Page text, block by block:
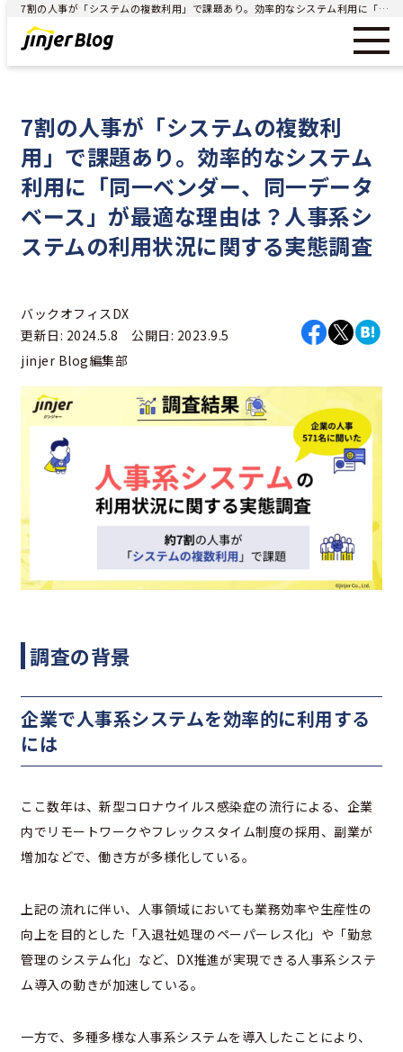
7割の人事が「システムの複数利用」で課題あり。効率的なシステム利用に「同一ベンダー、同一データベース」が最適な理由は？人事系システムの利用状況に関する実態調査 - ジンジャー（jinjer）｜統合型人事システム
7割の人事が「システムの複数利
用」で課題あり。効率的なシステム
利用に「同一ベンダー、同一データ
ベース」が最適な理由は？人事系シ
ステムの利用状況に関する実態調査
バックオフィスDX
更新日: 2024.5.8 公開日: 2023.9.5
jinjer Blog編集部
調査の背景
企業で人事系システムを効率的に利用する
には
ここ数年は、新型コロナウイルス感染症の流行による、企業
内でリモートワークやフレックスタイム制度の採用、副業が
増加などで、働き方が多様化している。
上記の流れに伴い、人事領域においても業務効率や生産性の
向上を目的とした「入退社処理のペーパーレス化」や「勤怠
管理のシステム化」など、DX推進が実現できる人事系システ
ム導入の動きが加速している。
一方で、多種多様な人事系システムを導入したことにより、